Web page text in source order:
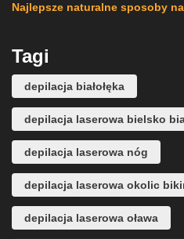
Najlepsze naturalne sposoby
Tagi
depilacja białołęka
depilacja laserowa bielsko
depilacja laserowa nóg
depilacja laserowa okolic
depilacja laserowa oława